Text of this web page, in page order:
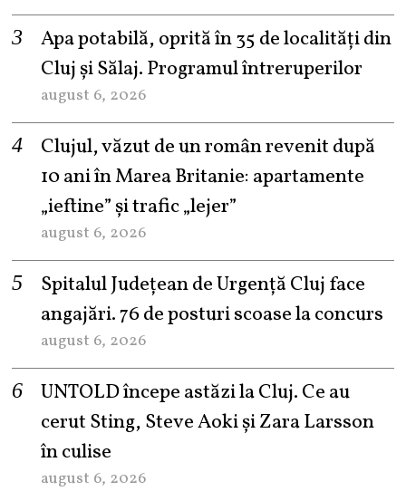
Apa potabilă, oprită în 35 de localități din
Cluj și Sălaj. Programul întreruperilor
august 6, 2026
Clujul, văzut de un român revenit după
10 ani în Marea Britanie: apartamente
„ieftine” și trafic „lejer”
august 6, 2026
Spitalul Județean de Urgență Cluj face
angajări. 76 de posturi scoase la concurs
august 6, 2026
UNTOLD începe astăzi la Cluj. Ce au
cerut Sting, Steve Aoki și Zara Larsson
în culise
august 6, 2026